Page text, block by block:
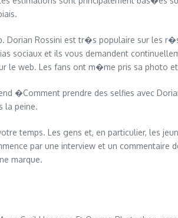
Rossini est tr�s populaire sur les
sociaux et ils vous demandent
le web. Les fans ont m�me pris sa
prendre des selfies avec
la peine.
temps. Les gens et, en particulier, les
par une interview et un commentaire
marque.